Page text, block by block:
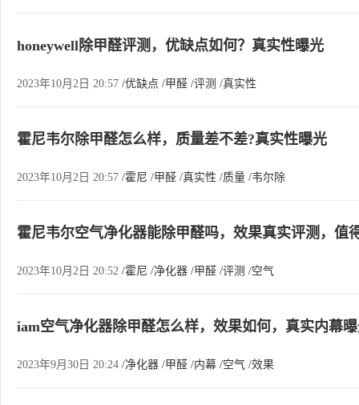
honeywell除甲醛评测，优缺点如何？真实性曝光
2023年10月2日 20:57 /优缺点 /甲醛 /评测 /真实性
霍尼韦尔除甲醛怎么样，质量差不差?真实性曝光
2023年10月2日 20:57 /霍尼 /甲醛 /真实性 /质量 /韦尔除
霍尼韦尔空气净化器能除甲醛吗，效果真实评测，值
2023年10月2日 20:52 /霍尼 /净化器 /甲醛 /评测 /空气
iam空气净化器除甲醛怎么样，效果如何，真实内幕
2023年9月30日 20:24 /净化器 /甲醛 /内幕 /空气 /效果